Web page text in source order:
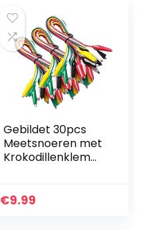
Gebildet 30pcs
Meetsnoeren met
Krokodillenklemm
Dubbelzijdige
€9.99